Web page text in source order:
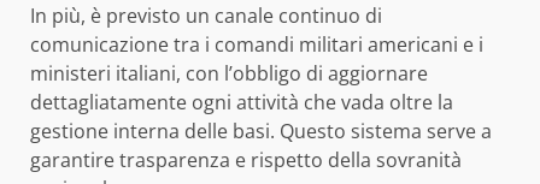
In più, è previsto un canale continuo di
comunicazione tra i comandi militari americani e i
ministeri italiani, con l’obbligo di aggiornare
dettagliatamente ogni attività che vada oltre la
gestione interna delle basi. Questo sistema serve a
garantire trasparenza e rispetto della sovranità